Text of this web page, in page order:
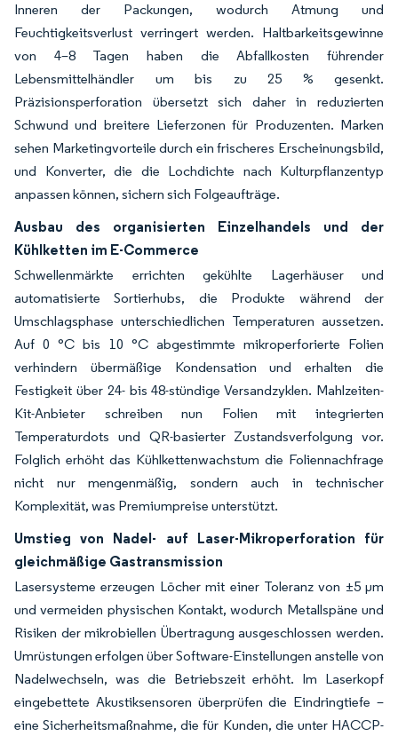
Inneren der Packungen, wodurch Atmung und
Feuchtigkeitsverlust verringert werden. Haltbarkeitsgewinne
von 4–8 Tagen haben die Abfallkosten führender
Lebensmittelhändler um bis zu 25 % gesenkt.
Präzisionsperforation übersetzt sich daher in reduzierten
Schwund und breitere Lieferzonen für Produzenten. Marken
sehen Marketingvorteile durch ein frischeres Erscheinungsbild,
und Konverter, die die Lochdichte nach Kulturpflanzentyp
anpassen können, sichern sich Folgeaufträge.
Ausbau des organisierten Einzelhandels und der
Kühlketten im E-Commerce
Schwellenmärkte errichten gekühlte Lagerhäuser und
automatisierte Sortierhubs, die Produkte während der
Umschlagsphase unterschiedlichen Temperaturen aussetzen.
Auf 0 °C bis 10 °C abgestimmte mikroperforierte Folien
verhindern übermäßige Kondensation und erhalten die
Festigkeit über 24- bis 48-stündige Versandzyklen. Mahlzeiten-
Kit-Anbieter schreiben nun Folien mit integrierten
Temperaturdots und QR-basierter Zustandsverfolgung vor.
Folglich erhöht das Kühlkettenwachstum die Foliennachfrage
nicht nur mengenmäßig, sondern auch in technischer
Komplexität, was Premiumpreise unterstützt.
Umstieg von Nadel- auf Laser-Mikroperforation für
gleichmäßige Gastransmission
Lasersysteme erzeugen Löcher mit einer Toleranz von ±5 µm
und vermeiden physischen Kontakt, wodurch Metallspäne und
Risiken der mikrobiellen Übertragung ausgeschlossen werden.
Umrüstungen erfolgen über Software-Einstellungen anstelle von
Nadelwechseln, was die Betriebszeit erhöht. Im Laserkopf
eingebettete Akustiksensoren überprüfen die Eindringtiefe –
eine Sicherheitsmaßnahme, die für Kunden, die unter HACCP-